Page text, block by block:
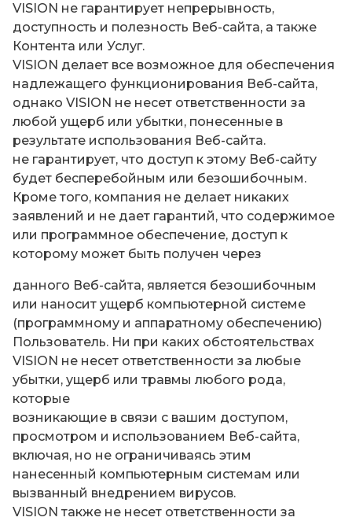
VISION не гарантирует непрерывность,
доступность и полезность Веб-сайта, а также
Контента или Услуг.
VISION делает все возможное для обеспечения
надлежащего функционирования Веб-сайта,
однако VISION не несет ответственности за
любой ущерб или убытки, понесенные в
результате использования Веб-сайта.
не гарантирует, что доступ к этому Веб-сайту
будет бесперебойным или безошибочным.
Кроме того, компания не делает никаких
заявлений и не дает гарантий, что содержимое
или программное обеспечение, доступ к
которому может быть получен через
данного Веб-сайта, является безошибочным
или наносит ущерб компьютерной системе
(программному и аппаратному обеспечению)
Пользователь. Ни при каких обстоятельствах
VISION не несет ответственности за любые
убытки, ущерб или травмы любого рода,
которые
возникающие в связи с вашим доступом,
просмотром и использованием Веб-сайта,
включая, но не ограничиваясь этим
нанесенный компьютерным системам или
вызванный внедрением вирусов.
VISION также не несет ответственности за